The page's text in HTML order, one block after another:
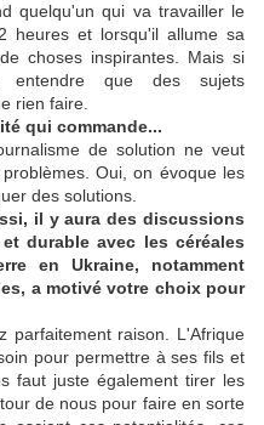
quelqu'un qui va travailler le
heures et lorsqu'il allume sa
choses inspirantes. Mais si
que des sujets
rien faire.
qui commande...
de solution ne veut
Oui, on évoque les
des solutions.
il y aura des discussions
durable avec les céréales
en Ukraine, notamment
a motivé votre choix pour
parfaitement raison. L'Afrique
pour permettre à ses fils et
faut juste également tirer les
de nous pour faire en sorte